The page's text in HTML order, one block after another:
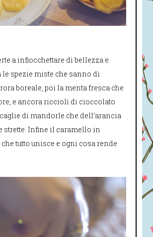
a infiocchettare di bellezza e
le spezie miste che sanno di
boreale, poi la menta fresca che
e ancora riccioli di cioccolato
di mandorle che dell’arancia
strette. Infine il caramello in
tutto unisce e ogni cosa rende